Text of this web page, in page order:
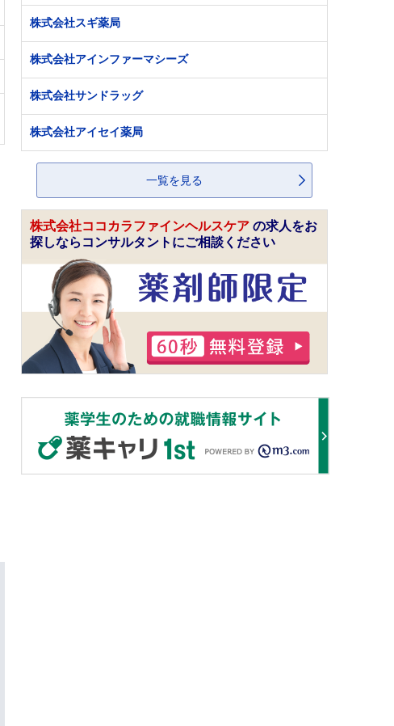
株式会社スギ薬局
株式会社アインファーマシーズ
株式会社サンドラッグ
株式会社アイセイ薬局
一覧を見る
株式会社ココカラファインヘルスケア の求人をお
探しならコンサルタントにご相談ください